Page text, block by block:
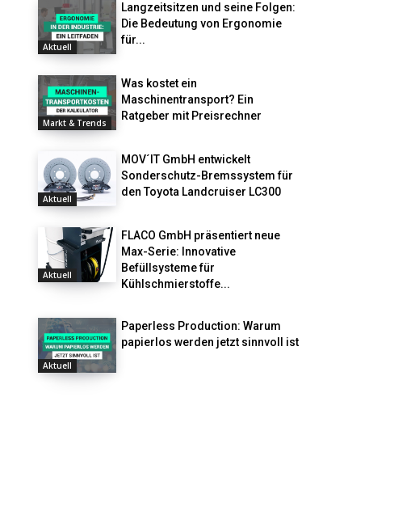
Aktuell
Langzeitsitzen und seine Folgen:
Die Bedeutung von Ergonomie
für...
Markt & Trends
Was kostet ein
Maschinentransport? Ein
Ratgeber mit Preisrechner
Aktuell
MOV´IT GmbH entwickelt
Sonderschutz-Bremssystem für
den Toyota Landcruiser LC300
Aktuell
FLACO GmbH präsentiert neue
Max-Serie: Innovative
Befüllsysteme für
Kühlschmierstoffe...
Aktuell
Paperless Production: Warum
papierlos werden jetzt sinnvoll ist